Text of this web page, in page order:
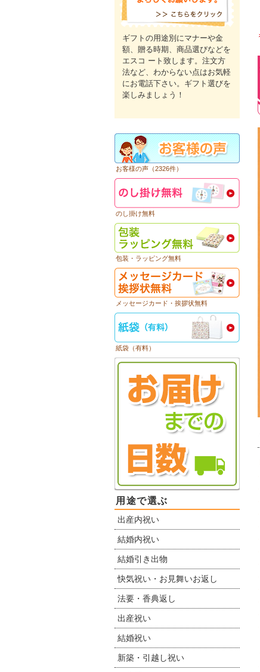
ギフトの用途別にマナーや金
額、贈る時期、商品選びなどを
エスコ ート致します。注文方
法など、わからない点はお気軽
にお電話下さい。ギフト選びを
楽しみましょう！
お客様の声（2326件）
のし掛け無料
包装・ラッピング無料
メッセージカード・挨拶状無料
紙袋（有料）
用途で選ぶ
出産内祝い
結婚内祝い
結婚引き出物
快気祝い・お見舞いお返し
法要・香典返し
出産祝い
結婚祝い
新築・引越し祝い